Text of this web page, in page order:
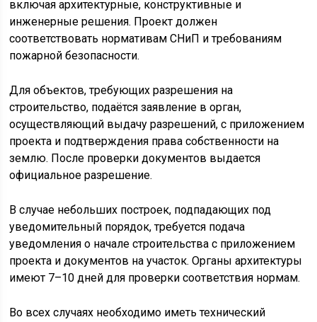
включая архитектурные, конструктивные и
инженерные решения. Проект должен
соответствовать нормативам СНиП и требованиям
пожарной безопасности.
Для объектов, требующих разрешения на
строительство, подаётся заявление в орган,
осуществляющий выдачу разрешений, с приложением
проекта и подтверждения права собственности на
землю. После проверки документов выдается
официальное разрешение.
В случае небольших построек, подпадающих под
уведомительный порядок, требуется подача
уведомления о начале строительства с приложением
проекта и документов на участок. Органы архитектуры
имеют 7–10 дней для проверки соответствия нормам.
Во всех случаях необходимо иметь технический